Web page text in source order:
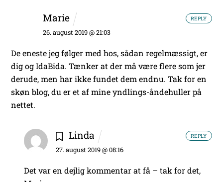
Marie
26. august 2019 @ 21:03
De eneste jeg følger med hos, sådan regelmæssigt, er
dig og IdaBida. Tænker at der må være flere som jer
derude, men har ikke fundet dem endnu. Tak for en
skøn blog, du er et af mine yndlings-åndehuller på
nettet.
REPLY
Linda
27. august 2019 @ 08:16
Det var en dejlig kommentar at få – tak for det,
REPLY